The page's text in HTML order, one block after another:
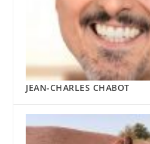
JEAN-CHARLES CHABOT